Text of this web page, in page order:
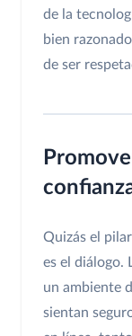
de la
bien
de ser
Quizás el
es el diálogo.
un ambiente
sientan